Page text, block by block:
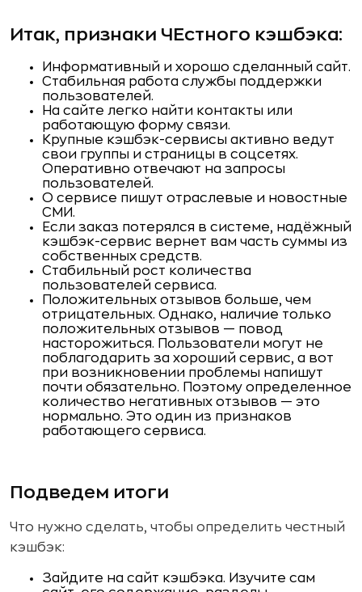
Итак, признаки ЧЕстного кэшбэка:
Информативный и хорошо сделанный сайт.
Стабильная работа службы поддержки
пользователей.
На сайте легко найти контакты или
работающую форму связи.
Крупные кэшбэк-сервисы активно ведут
свои группы и страницы в соцсетях.
Оперативно отвечают на запросы
пользователей.
О сервисе пишут отраслевые и новостные
СМИ.
Если заказ потерялся в системе, надёжный
кэшбэк-сервис вернет вам часть суммы из
собственных средств.
Стабильный рост количества
пользователей сервиса.
Положительных отзывов больше, чем
отрицательных. Однако, наличие только
положительных отзывов — повод
насторожиться. Пользователи могут не
поблагодарить за хороший сервис, а вот
при возникновении проблемы напишут
почти обязательно. Поэтому определенное
количество негативных отзывов — это
нормально. Это один из признаков
работающего сервиса.
Подведем итоги
Что нужно сделать, чтобы определить честный
кэшбэк:
Зайдите на сайт кэшбэка. Изучите сам